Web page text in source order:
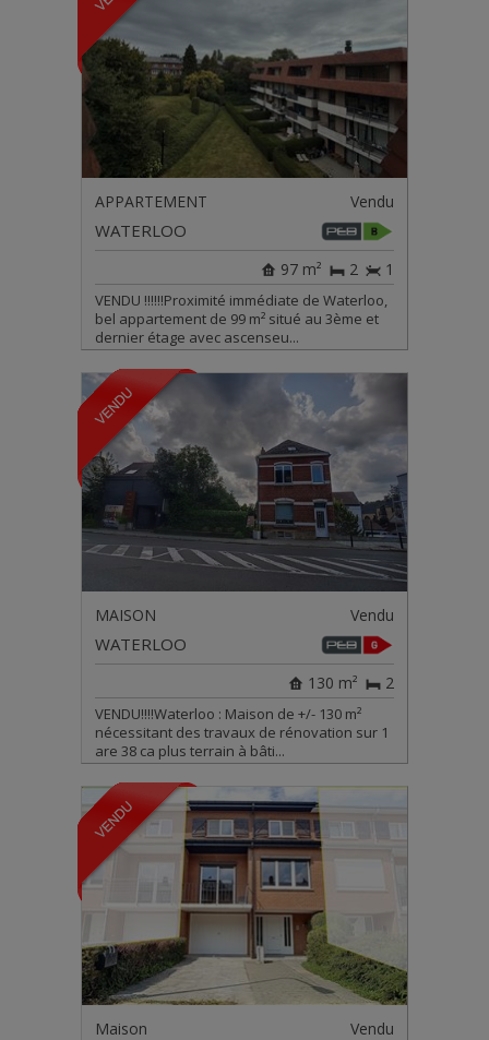
APPARTEMENT Vendu
WATERLOO
1
2
97 m²
VENDU !!!!!!Proximité immédiate de Waterloo,
bel appartement de 99 m² situé au 3ème et
dernier étage avec ascenseu...
MAISON Vendu
WATERLOO
2
130 m²
VENDU!!!!Waterloo : Maison de +/- 130 m²
nécessitant des travaux de rénovation sur 1
are 38 ca plus terrain à bâti...
Maison Vendu